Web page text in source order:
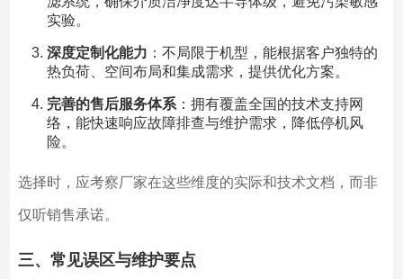
实验。
深度定制化能力 ：不局限于机型，能根据客户独特的
热负荷、空间布局和集成需求，提供优化方案。
完善的售后服务体系：拥有覆盖全国的技术支持网
络，能快速响应故障排查与维护需求，降低停机风
险。
选择时，应考察厂家在这些维度的实际和技术文档，而非
仅听销售承诺。
三、常见误区与维护要点